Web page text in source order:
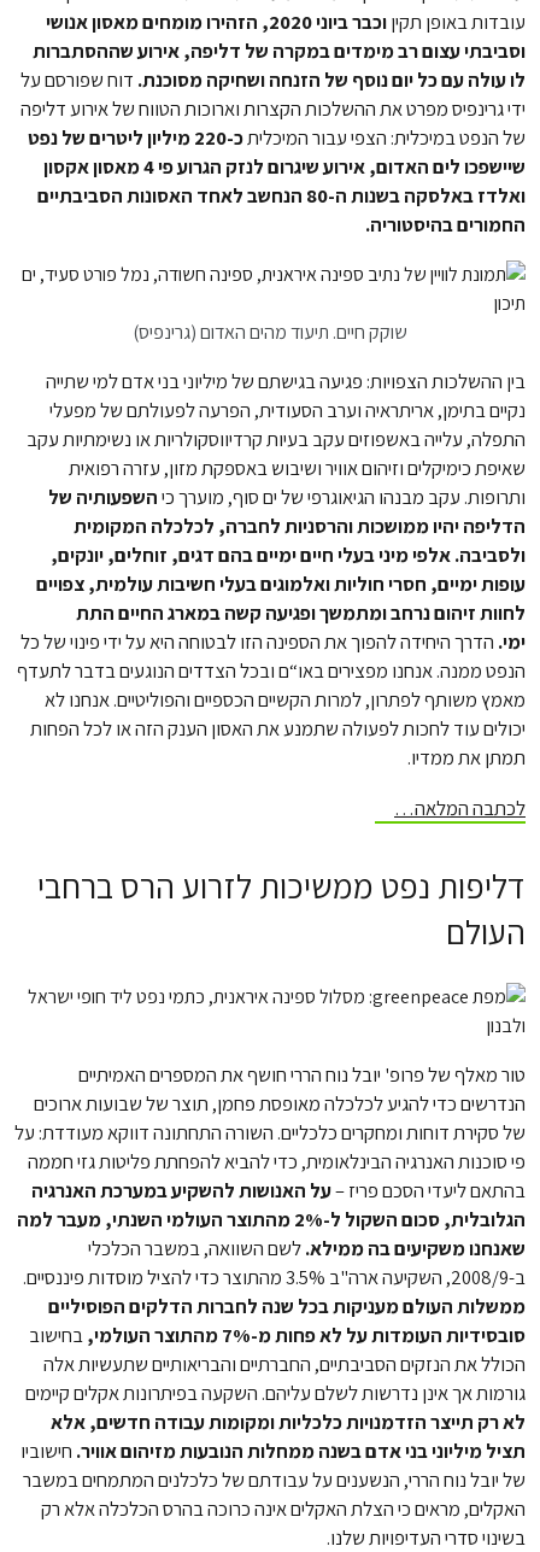
עובדות באופן תקין
וכבר ביוני 2020, הזהירו מומחים מאסון אנושי
וסביבתי עצום רב מימדים במקרה של דליפה, אירוע שההסתברות
לו עולה עם כל יום נוסף של הזנחה ושחיקה מסוכנת. דוח שפורסם על
ידי גרינפיס מפרט את ההשלכות הקצרות וארוכות הטווח של אירוע דליפה
של הנפט במיכלית: הצפי עבור המיכלית
כ-220 מיליון ליטרים של נפט
שיישפכו לים האדום, אירוע שיגרום לנזק הגרוע פי 4 מאסון אקסון
ואלדז באלסקה בשנות ה-80 הנחשב לאחד האסונות הסביבתיים
החמורים בהיסטוריה.
שוקק חיים. תיעוד מהים האדום (גרינפיס)
בין ההשלכות הצפויות: פגיעה בגישתם של מיליוני בני אדם למי שתייה
נקיים בתימן, אריתראיה וערב הסעודית, הפרעה לפעולתם של מפעלי
התפלה, עלייה באשפוזים עקב בעיות קרדיווסקולריות או נשימתיות עקב
שאיפת כימיקלים וזיהום אוויר ושיבוש באספקת מזון, עזרה רפואית
ותרופות. עקב מבנהו הגיאוגרפי של ים סוף, מוערך כיהשפעותיה של
הדליפה יהיו ממושכות והרסניות לחברה, לכלכלה המקומית
ולסביבה. אלפי מיני בעלי חיים ימיים בהם דגים, זוחלים, יונקים,
עופות ימיים, חסרי חוליות ואלמוגים בעלי חשיבות עולמית, צפויים
לחוות זיהום נרחב ומתמשך ופגיעה קשה במארג החיים התת
ימי. הדרך היחידה להפוך את הספינה הזו לבטוחה היא על ידי פינוי של כל
הנפט ממנה. אנחנו מפצירים באו“ם ובכל הצדדים הנוגעים בדבר לתעדף
מאמץ משותף לפתרון, למרות הקשיים הכספיים והפוליטיים. אנחנו לא
יכולים עוד לחכות לפעולה שתמנע את האסון הענק הזה או לכל הפחות
תמתן את ממדיו.
לכתבה המלאה…
דליפות נפט ממשיכות לזרוע הרס ברחבי
העולם
טור מאלף של פרופ' יובל נוח הררי חושף את המספרים האמיתיים
הנדרשים כדי להגיע לכלכלה מאופסת פחמן, תוצר של שבועות ארוכים
של סקירת דוחות ומחקרים כלכליים. השורה התחתונה דווקא מעודדת: על
פי סוכנות האנרגיה הבינלאומית, כדי להביא להפחתת פליטות גזי חממה
בהתאם ליעדי הסכם פריז –על האנושות להשקיע במערכת האנרגיה
הגלובלית, סכום השקול ל-2% מהתוצר העולמי השנתי, מעבר למה
שאנחנו משקיעים בה ממילא.לשם השוואה, במשבר הכלכלי
ב-2008/9, השקיעה ארה"ב 3.5% מהתוצר כדי להציל מוסדות פיננסיים.
ממשלות העולם מעניקות בכל שנה לחברות הדלקים הפוסיליים
סובסידיות העומדות על לא פחות מ-7% מהתוצר העולמי,
בחישוב
הכולל את הנזקים הסביבתיים, החברתיים והבריאותיים שתעשיות אלה
גורמות אך אינן נדרשות לשלם עליהם. השקעה בפיתרונות אקלים קיימים
לא רק תייצר הזדמנויות כלכליות ומקומות עבודה חדשים, אלא
תציל מיליוני בני אדם בשנה ממחלות הנובעות מזיהום אוויר. חישוביו
של יובל נוח הררי, הנשענים על עבודתם של כלכלנים המתמחים במשבר
האקלים, מראים כי הצלת האקלים אינה כרוכה בהרס הכלכלה אלא רק
בשינוי סדרי העדיפויות שלנו.